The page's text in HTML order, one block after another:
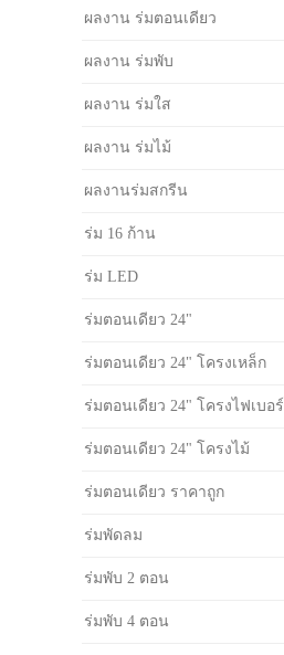
ผลงาน ร่มตอนเดียว
ผลงาน ร่มพับ
ผลงาน ร่มใส
ผลงาน ร่มไม้
ผลงานร่มสกรีน
ร่ม 16 ก้าน
ร่ม LED
ร่มตอนเดียว 24"
ร่มตอนเดียว 24" โครงเหล็ก
ร่มตอนเดียว 24" โครงไฟเบอร์
ร่มตอนเดียว 24" โครงไม้
ร่มตอนเดียว ราคาถูก
ร่มพัดลม
ร่มพับ 2 ตอน
ร่มพับ 4 ตอน